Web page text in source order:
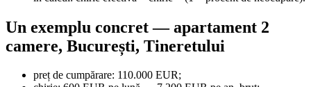
Un exemplu concret — apartament 2
camere, București, Tineretului
preț de cumpărare: 110.000 EUR;